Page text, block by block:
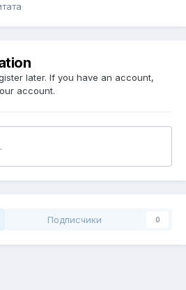
later. If you have an account,
account.
Подписчики 0